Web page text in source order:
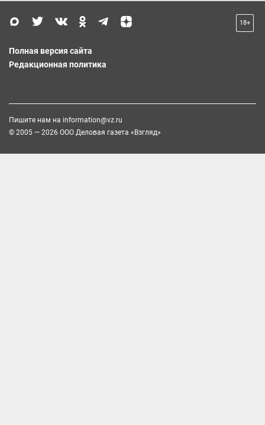
18+
Полная версия сайта
Редакционная политика
Пишите нам на information@vz.ru
© 2005 — 2026 ООО Деловая газета «Взгляд»